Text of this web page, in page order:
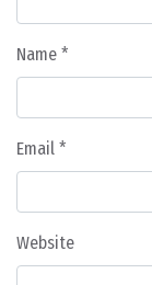
Name *
Email *
Website